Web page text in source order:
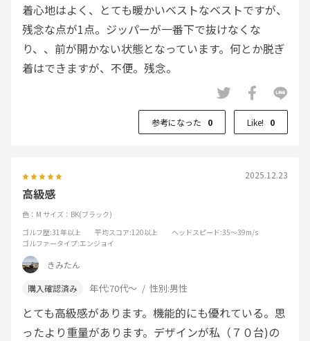
着心地はよく、とても暖かいベストなベストですが、
残念な点が1点。ジッパーが一番下で抜けなくな
り、、前が開かない状態となっています。何とか脱ぎ
着はできますが、不便。残念。
参考になった 0 Like! 0
2025.12.23
高級感
色：M サイズ：BK(ブラック)
ゴルフ歴:31年以上 平均スコア:120以上 ヘッドスピード:35～39m/s
ゴルファータイプ:エンジョイ
きみたん
年代:70代～ 性別:男性
とても高級感があります。機能的にも優れている。思
ったより重量があります。デザインが私（７０台)の